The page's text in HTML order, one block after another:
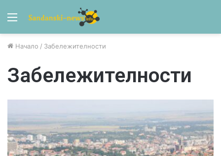
Menu
Начало / Забележителности
Забележителности